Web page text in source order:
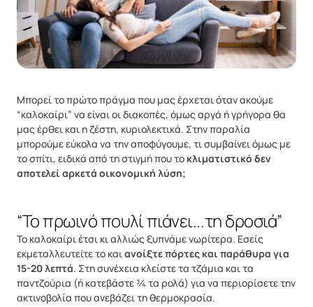
Μπορεί το πρώτο πράγμα που μας έρχεται όταν ακούμε
“καλοκαίρι” να είναι οι διακοπές, όμως αργά ή γρήγορα θα
μας έρθει και η ζέστη, κυριολεκτικά. Στην παραλία
μπορούμε εύκολα να την αποφύγουμε, τι συμβαίνει όμως με
το σπίτι, ειδικά από τη στιγμή που το κλιματιστικό δεν
αποτελεί αρκετά οικονομική λύση;
“Το πρωινό πουλί πιάνει...τη δροσιά”
Το καλοκαίρι έτσι κι αλλιώς ξυπνάμε νωρίτερα. Εσείς
εκμεταλλευτείτε το καιανοίξτε πόρτες και παράθυρα για
15-20 λεπτά. Στη συνέχεια κλείστε τα τζάμια και τα
παντζούρια (ή κατεβάστε ¾ τα ρολά) για να περιορίσετε την
ακτινοβολία που ανεβάζει τη θερμοκρασία.